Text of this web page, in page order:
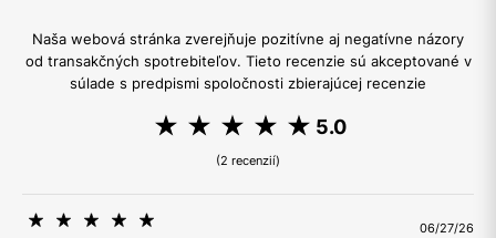
Naša webová stránka zverejňuje pozitívne aj negatívne názory
od transakčných spotrebiteľov. Tieto recenzie sú akceptované v
súlade s predpismi spoločnosti zbierajúcej recenzie
5.0
(2 recenzií)
06/27/26